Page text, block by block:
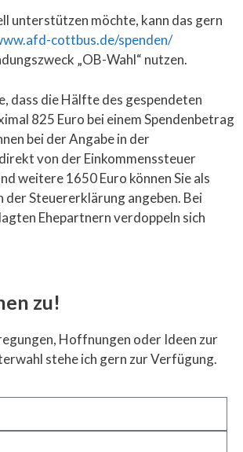
unterstützen möchte, kann das gern
cottbus.de/spenden/
„OB-Wahl“ nutzen.
dass die Hälfte des gespendeten
825 Euro bei einem Spendenbetrag
bei der Angabe in der
von der Einkommenssteuer
weitere 1650 Euro können Sie als
der Steuererklärung angeben. Bei
Ehepartnern verdoppeln sich
zu!
Hoffnungen oder Ideen zur
stehe ich gern zur Verfügung.